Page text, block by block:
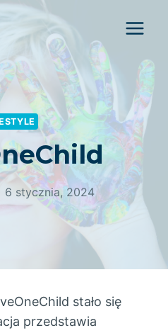
6 stycznia, 2024
stało się
przedstawia